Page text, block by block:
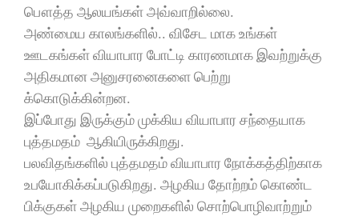
பௌத்த ஆலயங்கள் அவ்வாறில்லை.
அண்மைய காலங்களில்.. விசேட மாக உங்கள்
ஊடகங்கள் வியாபார போட்டி காரணமாக இவற்றுக்கு
அதிகமான அனுசரனைகளை பெற்று
க்கொடுக்கின்றன.
இப்போது இருக்கும் முக்கிய வியாபார சந்தையாக
புத்தமதம் ஆகியிருக்கிறது.
பலவிதங்களில் புத்தமதம் வியாபார நோக்கத்திற்காக
உபயோகிக்கப்படுகிறது. அழகிய தோற்றம் கொண்ட
பிக்குகள் அழகிய முறைகளில் சொற்பொழிவாற்றும்